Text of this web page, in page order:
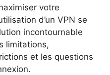
votre
d’un VPN se
incontournable
limitations,
et les questions